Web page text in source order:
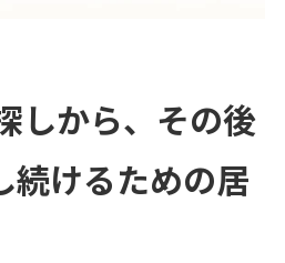
しから、その後
続けるための居